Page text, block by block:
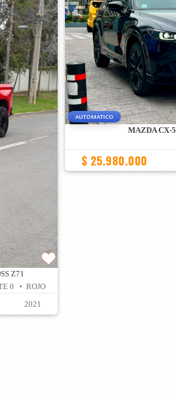
Z71
0 • ROJO
2021
AUTOMATICO
MAZDA CX-5
$ 25.980.000